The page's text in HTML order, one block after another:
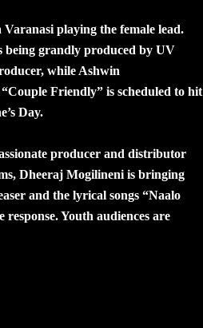
playing the female lead.
being grandly produced by UV
while Ashwin
Friendly” is scheduled to hit
Day.
producer and distributor
Dheeraj Mogilineni is bringing
and the lyrical songs “Naalo
Youth audiences are